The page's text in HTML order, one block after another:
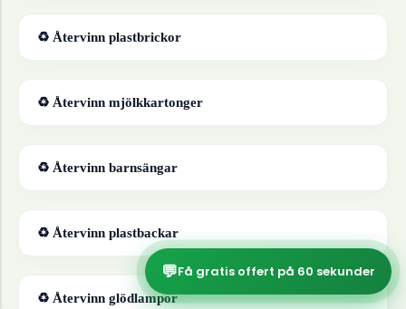
♻ Återvinn plastbrickor
♻ Återvinn mjölkkartonger
♻ Återvinn barnsängar
♻ Återvinn plastbackar
♻ Återvinn glödlampor
💬Få gratis offert på 60 sekunder